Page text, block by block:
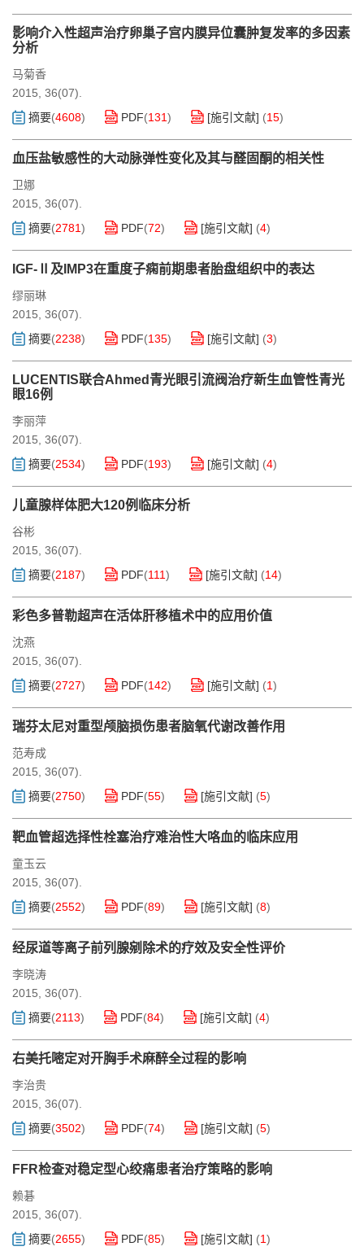
影响介入性超声治疗卵巢子宫内膜异位囊肿复发率的多因素
分析
马菊香
2015, 36(07).
摘要(4608) PDF(131) [施引文献] (15)
血压盐敏感性的大动脉弹性变化及其与醛固酮的相关性
卫娜
2015, 36(07).
摘要(2781) PDF(72) [施引文献] (4)
IGF-Ⅱ及IMP3在重度子痫前期患者胎盘组织中的表达
缪丽琳
2015, 36(07).
摘要(2238) PDF(135) [施引文献] (3)
LUCENTIS联合Ahmed青光眼引流阀治疗新生血管性青光
眼16例
李丽萍
2015, 36(07).
摘要(2534) PDF(193) [施引文献] (4)
儿童腺样体肥大120例临床分析
谷彬
2015, 36(07).
摘要(2187) PDF(111) [施引文献] (14)
彩色多普勒超声在活体肝移植术中的应用价值
沈燕
2015, 36(07).
摘要(2727) PDF(142) [施引文献] (1)
瑞芬太尼对重型颅脑损伤患者脑氧代谢改善作用
范寿成
2015, 36(07).
摘要(2750) PDF(55) [施引文献] (5)
靶血管超选择性栓塞治疗难治性大咯血的临床应用
童玉云
2015, 36(07).
摘要(2552) PDF(89) [施引文献] (8)
经尿道等离子前列腺剜除术的疗效及安全性评价
李晓涛
2015, 36(07).
摘要(2113) PDF(84) [施引文献] (4)
右美托嘧定对开胸手术麻醉全过程的影响
李治贵
2015, 36(07).
摘要(3502) PDF(74) [施引文献] (5)
FFR检查对稳定型心绞痛患者治疗策略的影响
赖碁
2015, 36(07).
摘要(2655) PDF(85) [施引文献] (1)